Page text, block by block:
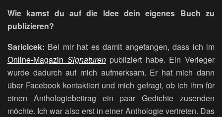
Wie kamst du auf die Idee dein eigenes Buch zu
publizieren?
Saricicek: Bei mir hat es damit angefangen, dass ich im
Online-Magazin Signaturenpubliziert habe. Ein Verleger
wurde dadurch auf mich aufmerksam. Er hat mich dann
über Facebook kontaktiert und mich gefragt, ob ich ihm für
einen Anthologiebeitrag ein paar Gedichte zusenden
möchte. Ich war also erst in einer Anthologie vertreten. Das